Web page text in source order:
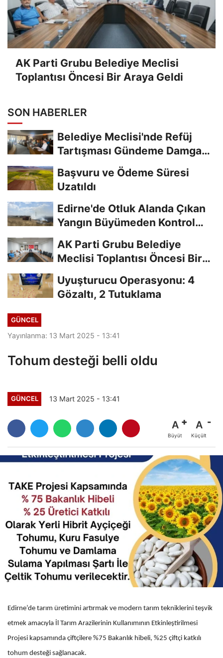
AK Parti Grubu Belediye Meclisi
Toplantısı Öncesi Bir Araya Geldi
SON HABERLER
Belediye Meclisi'nde Refüj
Tartışması Gündeme Damga
Başvuru ve Ödeme Süresi
Uzatıldı
Edirne'de Otluk Alanda Çıkan
Yangın Büyümeden Kontrol
AK Parti Grubu Belediye
Meclisi Toplantısı Öncesi Bir
Uyuşturucu Operasyonu: 4
Gözaltı, 2 Tutuklama
GÜNCEL
Yayınlanma: 13 Mart 2025 - 13:41
Tohum desteği belli oldu
GÜNCEL 13 Mart 2025 - 13:41
A
Büyüt
A
Küçült
Edirne’de tarım üretimini artırmak ve modern tarım tekniklerini teşvik
etmek amacıyla İl Tarım Arazilerinin Kullanımının Etkinleştirilmesi
Projesi kapsamında çiftçilere %75 Bakanlık hibeli, %25 çiftçi katkılı
tohum desteği sağlanacak.